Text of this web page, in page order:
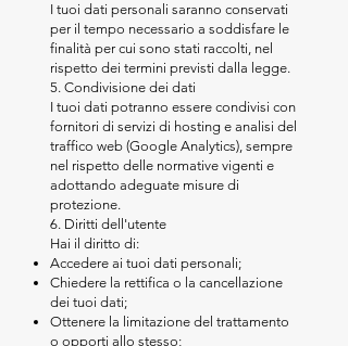
I tuoi dati personali saranno conservati
per il tempo necessario a soddisfare le
finalità per cui sono stati raccolti, nel
rispetto dei termini previsti dalla legge.
5. Condivisione dei dati
I tuoi dati potranno essere condivisi con
fornitori di servizi di hosting e analisi del
traffico web (Google Analytics), sempre
nel rispetto delle normative vigenti e
adottando adeguate misure di
protezione.
6. Diritti dell'utente
Hai il diritto di:
Accedere ai tuoi dati personali;
Chiedere la rettifica o la cancellazione
dei tuoi dati;
Ottenere la limitazione del trattamento
o opporti allo stesso;